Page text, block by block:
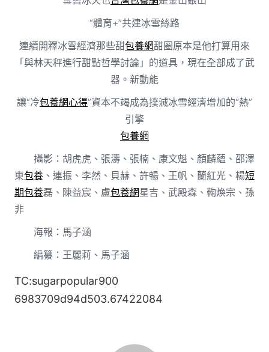
“體育+”共建冰雪絲路
連續開釋冰雪經濟那些甜包養網甜圈原本是他打算用來
「與林天秤進行甜點哲學討論」的道具，現在全部成了武
器。新動能
讓“冷包養網心得”資本不竭成為撲滅冰雪經濟增加的“熱”
引擎
包養網
攝影：胡虎虎、張濤、張楠、康文魁、顏麟蘊、邵澤
東包養、連振、李然、貝赫、許暢、王帆、蘭紅光、楊短
期包養磊、陳益宸、盧包養網星吉、武殿森、鞠煥宗、孫
非
海報：馬子涵
編纂：王麗莉、馬子涵
TC:sugarpopular900
6983709d94d503.67422084